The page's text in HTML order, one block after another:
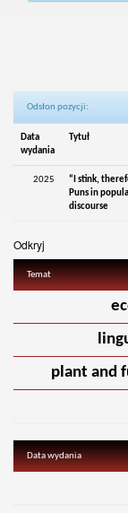
Odsłon pozycji:
Data
wydania
Tytuł
2025
“I stink,
Puns in
discourse
Odkryj
Temat
plant and
Data wydania